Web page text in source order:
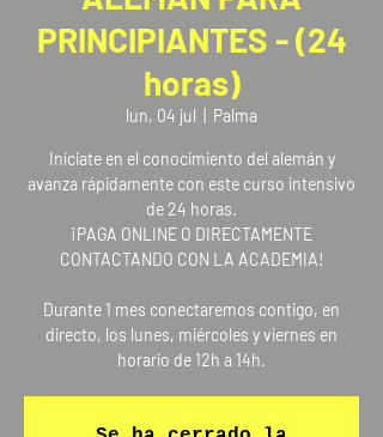
PRINCIPIANTES - (24
horas)
lun, 04 jul Palma
Iníciate en el conocimiento del alemán y
avanza rápidamente con este curso intensivo
de 24 horas.
¡PAGA ONLINE O DIRECTAMENTE
CONTACTANDO CON LA ACADEMIA!
Durante 1 mes conectaremos contigo, en
directo, los lunes, miércoles y viernes en
horario de 12h a 14h.